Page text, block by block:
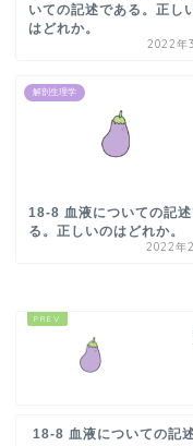
いての記述である。正し
はどれか。
2022年
解剖生理学
18-8 血液についての記
る。正しいのはどれか。
2022年
18-8 血液についての記